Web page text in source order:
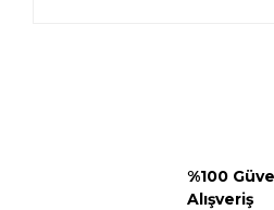
%100
Alışveriş